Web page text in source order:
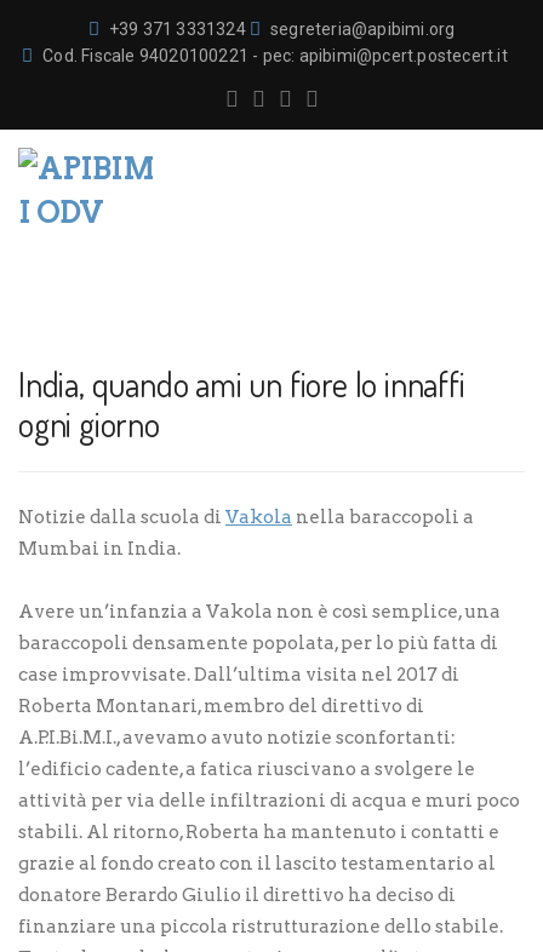
+39 371 3331324
segreteria@apibimi.org
Cod. Fiscale 94020100221 - pec: apibimi@pcert.postecert.it
India, quando ami un fiore lo innaffi
ogni giorno
Notizie dalla scuola di Vakola nella baraccopoli a
Mumbai in India.
Avere un’infanzia a Vakola non è così semplice, una
baraccopoli densamente popolata, per lo più fatta di
case improvvisate. Dall’ultima visita nel 2017 di
Roberta Montanari, membro del direttivo di
A.P.I.Bi.M.I., avevamo avuto notizie sconfortanti:
l’edificio cadente, a fatica riuscivano a svolgere le
attività per via delle infiltrazioni di acqua e muri poco
stabili. Al ritorno, Roberta ha mantenuto i contatti e
grazie al fondo creato con il lascito testamentario al
donatore Berardo Giulio il direttivo ha deciso di
finanziare una piccola ristrutturazione dello stabile.